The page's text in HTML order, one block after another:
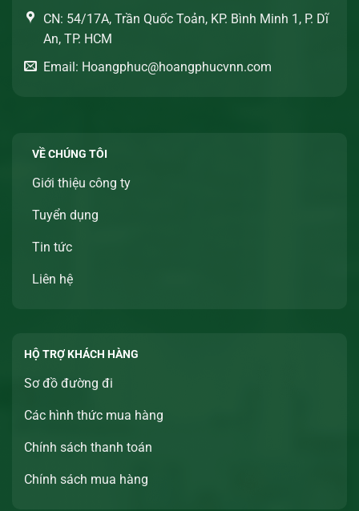
CN: 54/17A, Trần Quốc Toản, KP. Bình Minh 1, P. Dĩ
An, TP. HCM
Email: Hoangphuc@hoangphucvnn.com
VỀ CHÚNG TÔI
Giới thiệu công ty
Tuyển dụng
Tin tức
Liên hệ
HỘ TRỢ KHÁCH HÀNG
Sơ đồ đường đi
Các hình thức mua hàng
Chính sách thanh toán
Chính sách mua hàng